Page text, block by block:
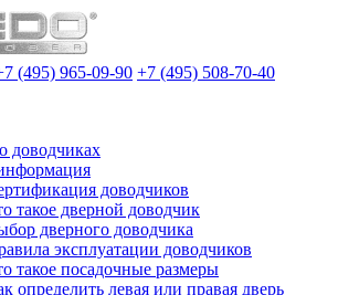
(495) 965-09-90 +7 (495) 508-70-40
доводчиках
доводчиков
такое дверной доводчик
дверного доводчика
эксплуатации доводчиков
такое посадочные размеры
определить левая или правая дверь